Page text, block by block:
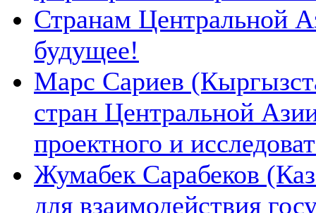
Странам Центральной
будущее!
Марс Сариев
стран Центральной
проектного и
Жумабек Сарабеков
для взаимодействия